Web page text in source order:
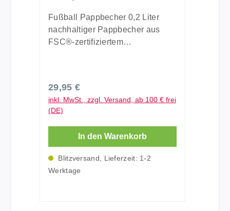
Fußball Pappbecher 0,2 Liter
nachhaltiger Pappbecher aus
FSC®-zertifiziertem
erdölbasierten Kunststoffen.
Füllmenge: 0,2 Liter absolut
lebensmittelecht nicht für
alkoholhaltige Getränke
geeignet Durchmesser: 7 cm,
zertifiziert Lieferung: Fußball
Regulärer Preis:
29,95 €
inkl. MwSt., zzgl. Versand, ab 100 € frei
(DE)
In den Warenkorb
Blitzversand, Lieferzeit: 1-2
Werktage